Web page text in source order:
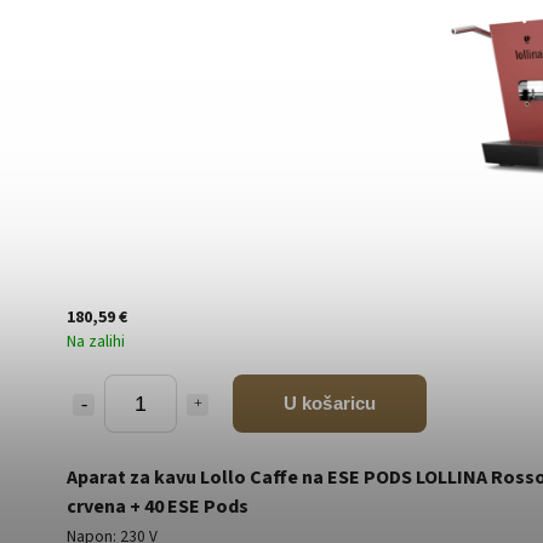
180,59 €
Na zalihi
U košaricu
Aparat za kavu Lollo Caffe na ESE PODS LOLLINA
crvena + 40 ESE Pods
Napon: 230 V